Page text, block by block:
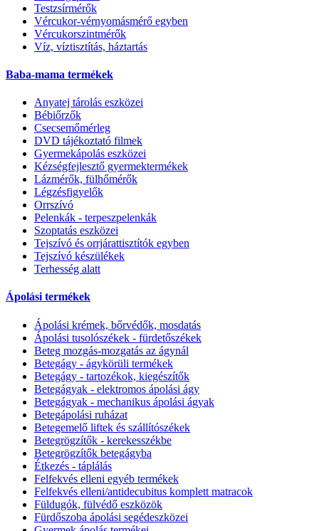
Testzsírmérők
Vércukor-vérnyomásmérő egyben
Vércukorszintmérők
Víz, víztisztítás, háztartás
Baba-mama termékek
Anyatej tárolás eszközei
Bébiőrzők
Csecsemőmérleg
DVD tájékoztató filmek
Gyermekápolás eszközei
Kézségfejlesztő gyermektermékek
Lázmérők, fülhőmérők
Légzésfigyelők
Orrszívó
Pelenkák - terpeszpelenkák
Szoptatás eszközei
Tejszívó és orrjárattisztítók egyben
Tejszívó készülékek
Terhesség alatt
Ápolási termékek
Ápolási krémek, bőrvédők, mosdatás
Ápolási tusolószékek - fürdetőszékek
Beteg mozgás-mozgatás az ágynál
Betegágy - ágykörüli termékek
Betegágy - tartozékok, kiegészítők
Betegágyak - elektromos ápolási ágy
Betegágyak - mechanikus ápolási ágyak
Betegápolási ruházat
Betegemelő liftek és szállítószékek
Betegrögzítők - kerekesszékbe
Betegrögzítők betegágyba
Étkezés - táplálás
Felfekvés elleni egyéb termékek
Felfekvés elleni/antidecubitus komplett matracok
Füldugók, fülvédő eszközök
Fürdőszoba ápolási segédeszközei